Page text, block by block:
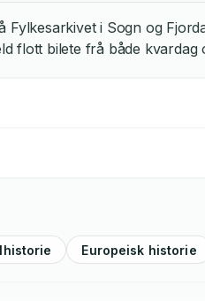
Fylkesarkivet i Sogn og
flott bilete frå både kvardag
Europeisk historie